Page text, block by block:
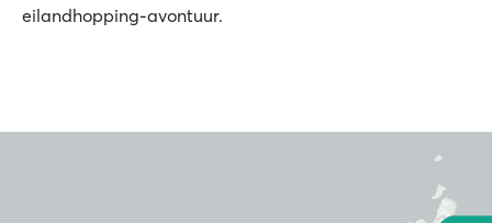
eilandhopping-avontuur.